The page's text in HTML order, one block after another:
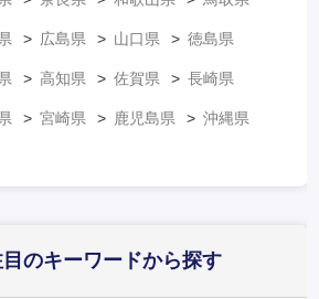
広島県 山口県 徳島県
高知県 佐賀県 長崎県
宮崎県 鹿児島県 沖縄県
のキーワードから探す